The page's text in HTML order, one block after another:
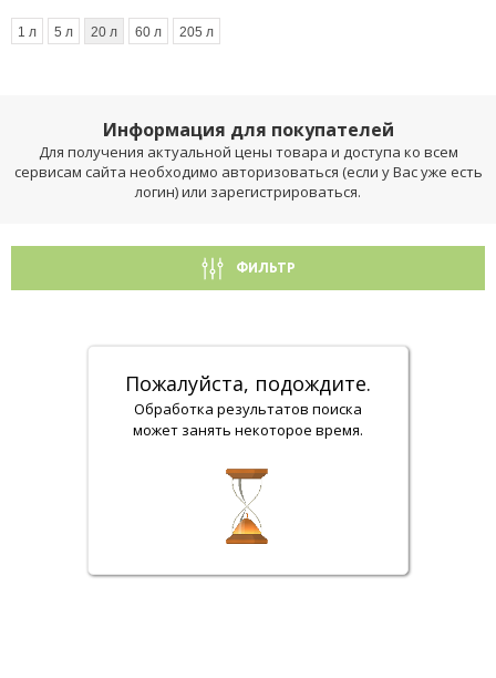
1 л 5 л 20 л 60 л 205 л
Информация для покупателей
Для получения актуальной цены товара и доступа ко всем
сервисам сайта необходимо авторизоваться (если у Вас уже есть
логин) или зарегистрироваться.
ФИЛЬТР
Пожалуйста, подождите.
Обработка результатов поиска
может занять некоторое время.